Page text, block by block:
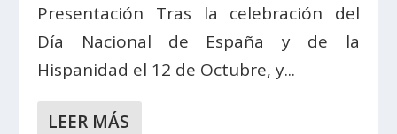
Presentación Tras la celebración del
Día Nacional de España y de la
Hispanidad el 12 de Octubre, y...
LEER MÁS